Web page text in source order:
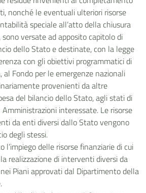
nonché le eventuali ulteriori risorse
speciale all’atto della chiusura
versate ad apposito capitolo di
dello Stato e destinate, con la legge
con gli obiettivi programmatici di
al Fondo per le emergenze nazionali
provenienti da altre
del bilancio dello Stato, agli stati di
interessate. Le risorse
da enti diversi dallo Stato vengono
degli stessi.
l’impiego delle risorse finanziarie di cui
realizzazione di interventi diversi da
Piani approvati dal Dipartimento della